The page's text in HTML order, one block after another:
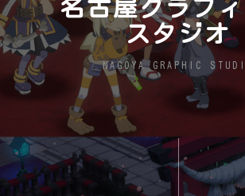
名古屋グラフ
スタジオ
NAGOYA GRAPHIC